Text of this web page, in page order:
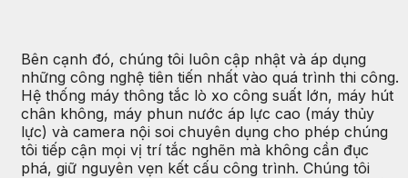
Bên cạnh đó, chúng tôi luôn cập nhật và áp dụng
những công nghệ tiên tiến nhất vào quá trình thi công.
Hệ thống máy thông tắc lò xo công suất lớn, máy hút
chân không, máy phun nước áp lực cao (máy thủy
lực) và camera nội soi chuyên dụng cho phép chúng
tôi tiếp cận mọi vị trí tắc nghẽn mà không cần đục
phá, giữ nguyên vẹn kết cấu công trình. Chúng tôi